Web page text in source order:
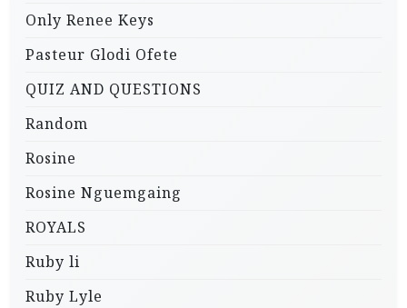
Only Renee Keys
Pasteur Glodi Ofete
QUIZ AND QUESTIONS
Random
Rosine
Rosine Nguemgaing
ROYALS
Ruby li
Ruby Lyle